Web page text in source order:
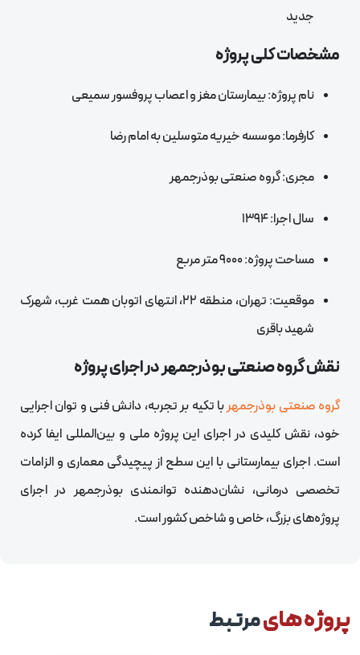
جدید
مشخصات کلی پروژه
نام پروژه: بیمارستان مغز و اعصاب پروفسور سمیعی
کارفرما: موسسه خیریه متوسلین به امام رضا
مجری: گروه صنعتی بوذرجمهر
سال اجرا: ۱۳۹۴
مساحت پروژه: ۹۰۰۰ متر مربع
موقعیت: تهران، منطقه ۲۲، انتهای اتوبان همت غرب، شهرک
شهید باقری
نقش گروه صنعتی بوذرجمهر در اجرای پروژه
گروه صنعتی بوذرجمهربا تکیه بر تجربه، دانش فنی و توان اجرایی
خود، نقش کلیدی در اجرای این پروژه ملی و بین‌المللی ایفا کرده
است. اجرای بیمارستانی با این سطح از پیچیدگی معماری و الزامات
تخصصی درمانی، نشان‌دهنده توانمندی بوذرجمهر در اجرای
پروژه‌های بزرگ، خاص و شاخص کشور است.
هایمرتبط